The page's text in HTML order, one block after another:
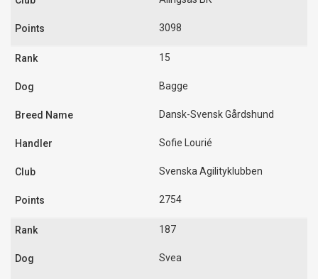
3098
15
Bagge
Dansk-Svensk Gårdshund
Sofie Lourié
Svenska Agilityklubben
2754
187
Svea